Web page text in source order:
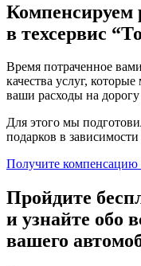
Компенсируем
в техсервис
Время потраченное
качества услуг,
ваши расходы на
Для этого мы
подарков в
Получите компенсацию
Пройдите
и узнайте обо
вашего